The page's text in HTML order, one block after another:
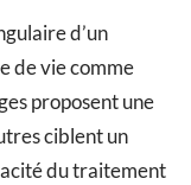
d’un
de vie comme
proposent une
ciblent un
du traitement